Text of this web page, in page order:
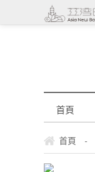
首頁
首頁 -